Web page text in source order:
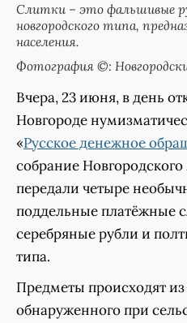
Слитки – это фальшивые
новгородского типа,
населения.
Фотография ©:
Вчера, 23 июня, в день
Новгороде
«Русское денежное
собрание
передали четыре
поддельные платёжные
серебряные рубли и
типа.
Предметы происходят
обнаруженного при